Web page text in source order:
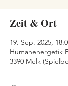
Zeit & Ort
19. Sep. 2025,
Humanenergetik
3390 Melk